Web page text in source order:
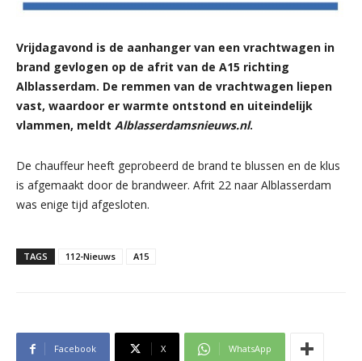
Vrijdagavond is de aanhanger van een vrachtwagen in
brand gevlogen op de afrit van de A15 richting
Alblasserdam. De remmen van de vrachtwagen liepen
vast, waardoor er warmte ontstond en uiteindelijk
vlammen, meldt Alblasserdamsnieuws.nl.
De chauffeur heeft geprobeerd de brand te blussen en de klus
is afgemaakt door de brandweer. Afrit 22 naar Alblasserdam
was enige tijd afgesloten.
TAGS 112-Nieuws A15
Facebook X WhatsApp